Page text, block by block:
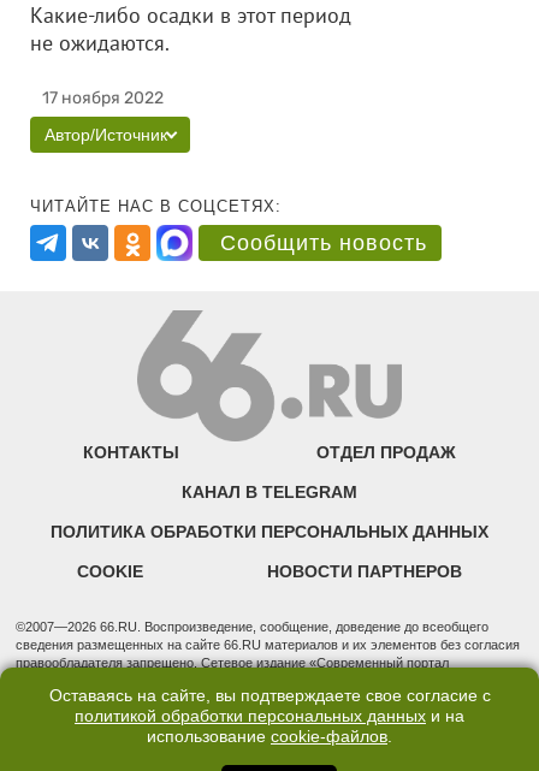
Какие-либо осадки в этот период
не ожидаются.
17 ноября 2022
Автор/Источник
ЧИТАЙТЕ НАС В СОЦСЕТЯХ:
Сообщить новость
КОНТАКТЫ ОТДЕЛ ПРОДАЖ
КАНАЛ В TELEGRAM
ПОЛИТИКА ОБРАБОТКИ ПЕРСОНАЛЬНЫХ ДАННЫХ
COOKIE НОВОСТИ ПАРТНЕРОВ
©2007—2026 66.RU. Воспроизведение, сообщение, доведение до всеобщего
сведения размещенных на сайте 66.RU материалов и их элементов без согласия
правообладателя запрещено. Сетевое издание «Современный портал
надзору в сфере связи, информационных технологий и массовых коммуникаций
(Роскомнадзор). Регистрационный номер ЭЛ № ФС 77 - 76634 от 02.09.2019
Учредитель: Общество с ограниченной ответственностью "66.ру". Юридический
Оставаясь на сайте, вы подтверждаете свое согласие с
политикой обработки персональных данных и на
использование cookie-файлов.